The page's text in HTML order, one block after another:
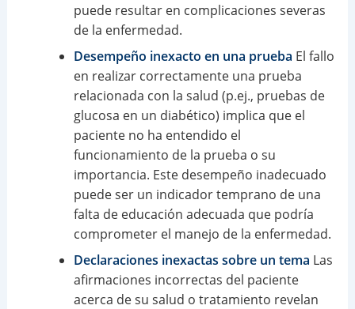
puede resultar en complicaciones severas
de la enfermedad.
Desempeño inexacto en una prueba El fallo
en realizar correctamente una prueba
relacionada con la salud (p.ej., pruebas de
glucosa en un diabético) implica que el
paciente no ha entendido el
funcionamiento de la prueba o su
importancia. Este desempeño inadecuado
puede ser un indicador temprano de una
falta de educación adecuada que podría
comprometer el manejo de la enfermedad.
Declaraciones inexactas sobre un tema Las
afirmaciones incorrectas del paciente
acerca de su salud o tratamiento revelan